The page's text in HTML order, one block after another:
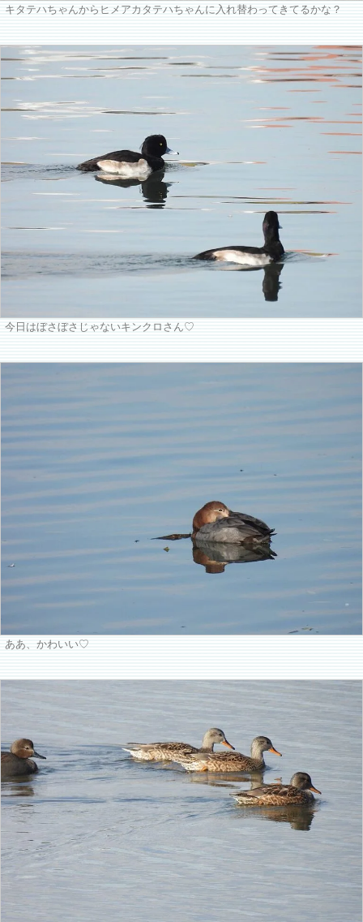
キタテハちゃんからヒメアカタテハちゃんに入れ替わってきてるかな？
今日はぼさぼさじゃないキンクロさん♡
ああ、かわいい♡